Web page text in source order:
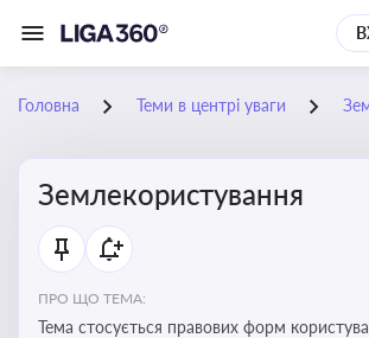
Головна Теми в центрі уваги
Землекористування
ПРО ЩО ТЕМА:
Тема стосується правових форм